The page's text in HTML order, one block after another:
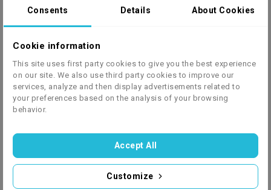
Tylny wahacz na łożysku igiełkowym z smarowniczką
Mocna, hybrydowa rama, która sprosta nawet
największym przeciążeniom
Beadlocki na kołach - utrzymują opony na feldze przy
niskim ciśnieniu powietrza
Gruby łańcuch SFR428H
Obszerne bagażniki z dedykowanymi nakładkami
Zrywka bezpieczeństwa
Wysokiej jakości ogumienie z najnowszymi wzorami
Consents Details About Cookies
Cookie information
This site uses first party cookies to give you the best experience
on our site. We also use third party cookies to improve our
services, analyze and then display advertisements related to
your preferences based on the analysis of your browsing
behavior.
Customize
Accept All